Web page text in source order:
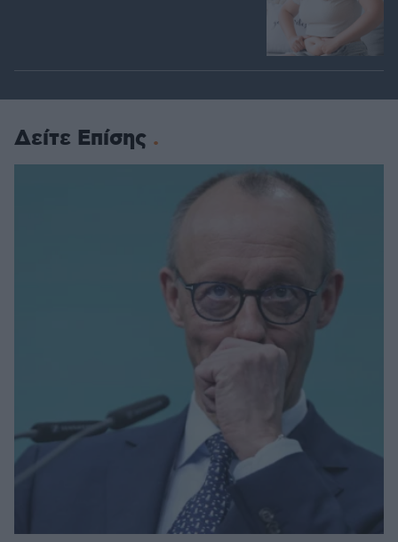
Δείτε Επίσης